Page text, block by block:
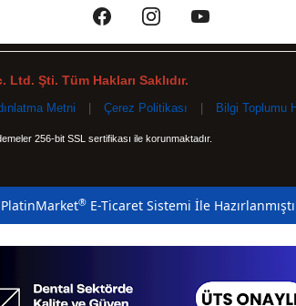
Şti. Tüm Hakları Saklıdır.
Metni Çerez Politikası Bilgi Toplumu
256-bit SSL sertifikası ile korunmaktadır.
PlatinMarket®E-Ticaret Sistemi İle